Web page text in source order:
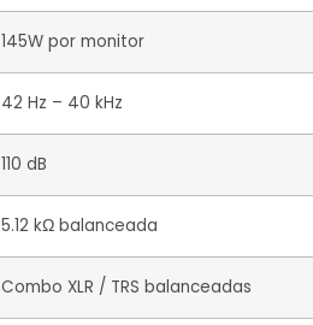
145W por monitor
42 Hz – 40 kHz
110 dB
5.12 kΩ balanceada
Combo XLR / TRS balanceadas